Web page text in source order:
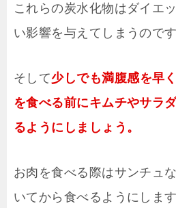
これらの炭水化物はダイエ
い影響を与えてしまうのです
そして少しでも満腹感を早
を食べる前にキムチやサラ
るようにしましょう。
お肉を食べる際はサンチュ
いてから食べるようにしま